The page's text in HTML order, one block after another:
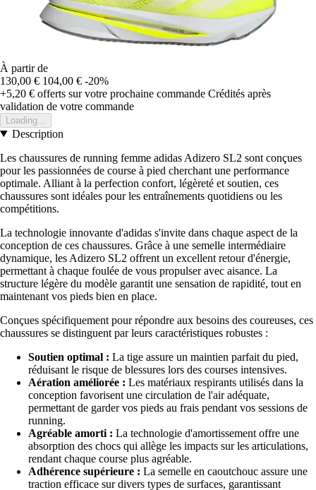
À partir de
130,00 € 104,00 € -20%
+5,20 € offerts sur votre prochaine commande Crédités après
validation de votre commande
Loading...
Description
Les chaussures de running femme adidas Adizero SL2 sont conçues
pour les passionnées de course à pied cherchant une performance
optimale. Alliant à la perfection confort, légèreté et soutien, ces
chaussures sont idéales pour les entraînements quotidiens ou les
compétitions.
La technologie innovante d'adidas s'invite dans chaque aspect de la
conception de ces chaussures. Grâce à une semelle intermédiaire
dynamique, les Adizero SL2 offrent un excellent retour d'énergie,
permettant à chaque foulée de vous propulser avec aisance. La
structure légère du modèle garantit une sensation de rapidité, tout en
maintenant vos pieds bien en place.
Conçues spécifiquement pour répondre aux besoins des coureuses, ces
chaussures se distinguent par leurs caractéristiques robustes :
Soutien optimal : La tige assure un maintien parfait du pied,
réduisant le risque de blessures lors des courses intensives.
Aération améliorée : Les matériaux respirants utilisés dans la
conception favorisent une circulation de l'air adéquate,
permettant de garder vos pieds au frais pendant vos sessions de
running.
Agréable amorti : La technologie d'amortissement offre une
absorption des chocs qui allège les impacts sur les articulations,
rendant chaque course plus agréable.
Adhérence supérieure : La semelle en caoutchouc assure une
traction efficace sur divers types de surfaces, garantissant